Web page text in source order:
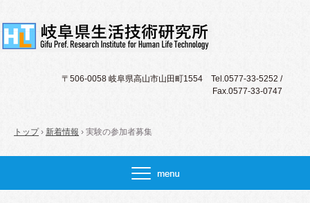
〒506-0058 岐阜県高山市山田町1554 Tel.0577-33-5252 /
Fax.0577-33-0747
トップ › 新着情報 › 実験の参加者募集